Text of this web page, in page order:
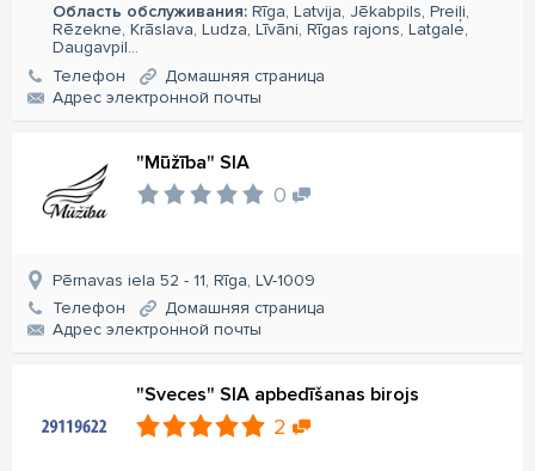
Область обслуживания: Rīga, Latvija, Jēkabpils, Preiļi,
Rēzekne, Krāslava, Ludza, Līvāni, Rīgas rajons, Latgale,
Daugavpil...
Телефон
Домашняя страница
Aдрес электронной почты
"Mūžība" SIA
0
Pērnavas iela 52 - 11, Rīga, LV-1009
Телефон
Домашняя страница
Aдрес электронной почты
"Sveces" SIA apbedīšanas birojs
2